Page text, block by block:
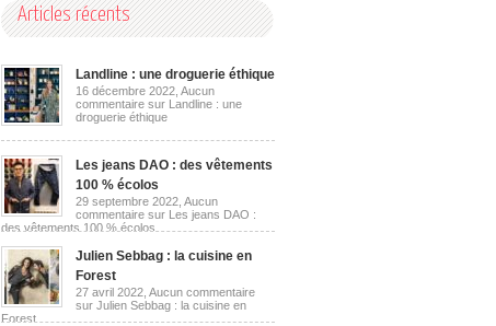
Articles récents
Landline : une droguerie éthique
16 décembre 2022, Aucun
commentaire sur Landline : une
droguerie éthique
Les jeans DAO : des vêtements
100 % écolos
29 septembre 2022, Aucun
commentaire sur Les jeans DAO :
des vêtements 100 % écolos
Julien Sebbag : la cuisine en
Forest
27 avril 2022, Aucun commentaire
sur Julien Sebbag : la cuisine en
Forest